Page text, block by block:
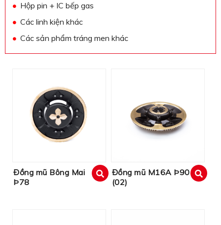
Hộp pin + IC bếp gas
Các linh kiện khác
Các sản phẩm tráng men khác
Đồng mũ Bông Mai
Þ78
Đồng mũ M16A Þ90
(02)